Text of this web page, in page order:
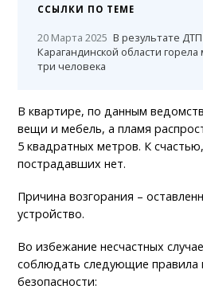
ССЫЛКИ ПО ТЕМЕ
20 Марта 2025 В результате
Карагандинской области
три человека
В квартире, по данным
вещи и мебель, а пламя
5 квадратных метров. К
пострадавших нет.
Причина возгорания –
устройство.
Во избежание несчастных
соблюдать следующие правила
безопасности: